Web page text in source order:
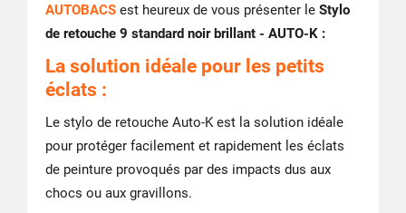
AUTOBACS est heureux de vous présenter le Stylo
de retouche 9 standard noir brillant - AUTO-K :
La solution idéale pour les petits
éclats :
Le stylo de retouche Auto-K est la solution idéale
pour protéger facilement et rapidement les éclats
de peinture provoqués par des impacts dus aux
chocs ou aux gravillons.